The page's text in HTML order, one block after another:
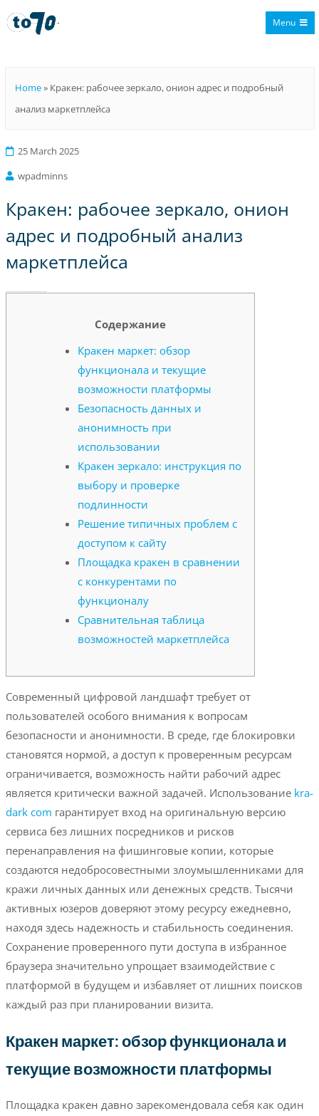
Menu
Home» Кракен: рабочее зеркало, онион адрес и подробный
анализ маркетплейса
25 March 2025
wpadminns
Кракен: рабочее зеркало, онион
адрес и подробный анализ
маркетплейса
Содержание
Кракен маркет: обзор
функционала и текущие
возможности платформы
Безопасность данных и
анонимность при
использовании
Кракен зеркало: инструкция по
выбору и проверке
подлинности
Решение типичных проблем с
доступом к сайту
Площадка кракен в сравнении
с конкурентами по
функционалу
Сравнительная таблица
возможностей маркетплейса
Современный цифровой ландшафт требует от
пользователей особого внимания к вопросам
безопасности и анонимности. В среде, где блокировки
становятся нормой, а доступ к проверенным ресурсам
ограничивается, возможность найти рабочий адрес
является критически важной задачей. Использование kra-
dark com гарантирует вход на оригинальную версию
сервиса без лишних посредников и рисков
перенаправления на фишинговые копии, которые
создаются недобросовестными злоумышленниками для
кражи личных данных или денежных средств. Тысячи
активных юзеров доверяют этому ресурсу ежедневно,
находя здесь надежность и стабильность соединения.
Сохранение проверенного пути доступа в избранное
браузера значительно упрощает взаимодействие с
платформой в будущем и избавляет от лишних поисков
каждый раз при планировании визита.
Кракен маркет: обзор функционала и
текущие возможности платформы
Площадка кракен давно зарекомендовала себя как один